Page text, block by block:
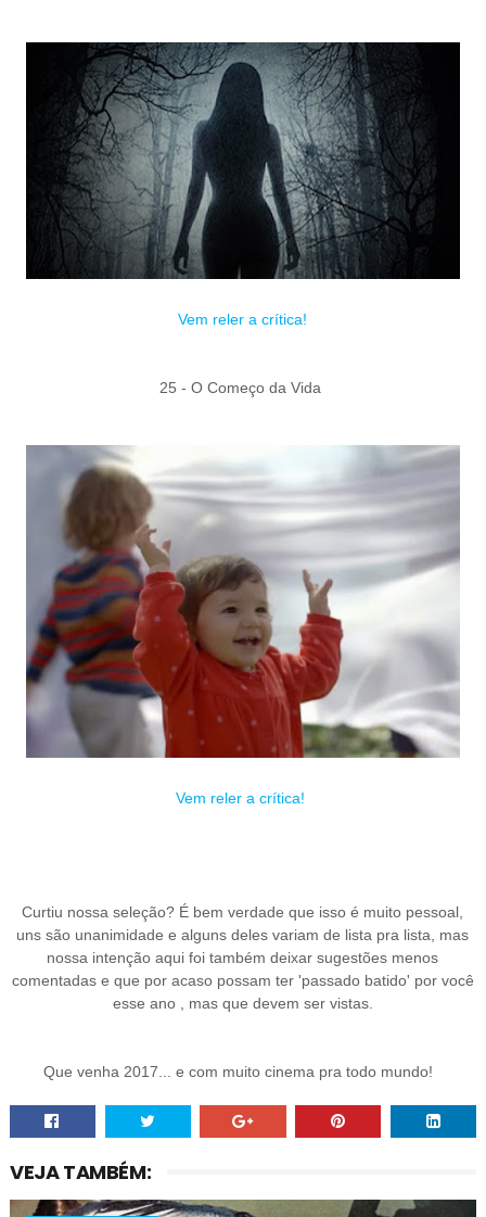
Vem reler a crítica!
25 - O Começo da Vida
Vem reler a crítica!
Curtiu nossa seleção? É bemverdade que isso é muito pessoal,
uns são unanimidade e alguns deles variamde lista pra lista, mas
nossa intenção aquifoi também deixar sugestões menos
comentadas e que por acasopossam ter 'passadobatido' por você
esse ano , mas que devem ser vistas.
Que venha 2017 ... e com muito cinema pra todo mundo!
VEJA TAMBÉM: